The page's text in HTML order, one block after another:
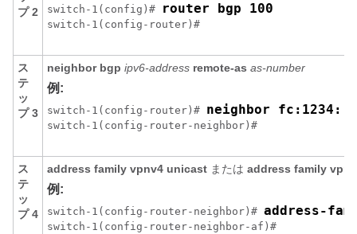
プ 2
switch-1(config)# router bgp 100
switch-1(config-router)#
ス
テ
ッ
プ 3
neighbor bgp ipv6-address remote-as as-number
例:
switch-1(config-router)# neighbor
switch-1(config-router-neighbor)#
ス
テ
ッ
プ 4
address family vpnv4 unicast または address family
例:
switch-1(config-router-neighbor)# address-
switch-1(config-router-neighbor-af)#